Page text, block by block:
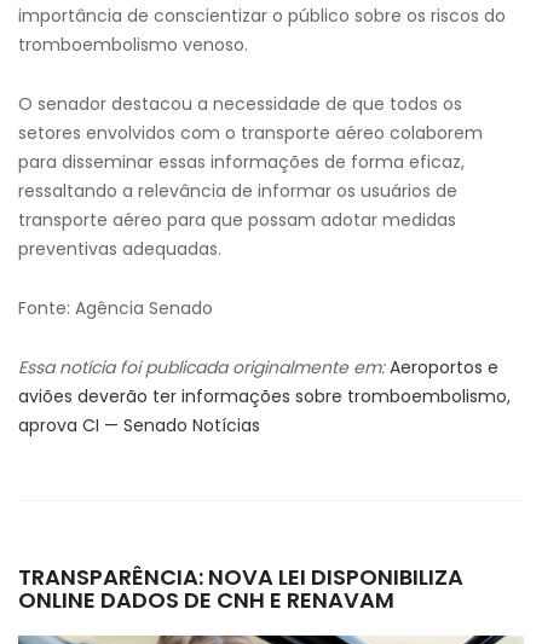
importância de conscientizar o público sobre os riscos do
tromboembolismo venoso.
O senador destacou a necessidade de que todos os
setores envolvidos com o transporte aéreo colaborem
para disseminar essas informações de forma eficaz,
ressaltando a relevância de informar os usuários de
transporte aéreo para que possam adotar medidas
preventivas adequadas.
Fonte: Agência Senado
Essa notícia foi publicada originalmente em: Aeroportos e
aviões deverão ter informações sobre tromboembolismo,
aprova CI — Senado Notícias
TRANSPARÊNCIA: NOVA LEI DISPONIBILIZA
ONLINE DADOS DE CNH E RENAVAM